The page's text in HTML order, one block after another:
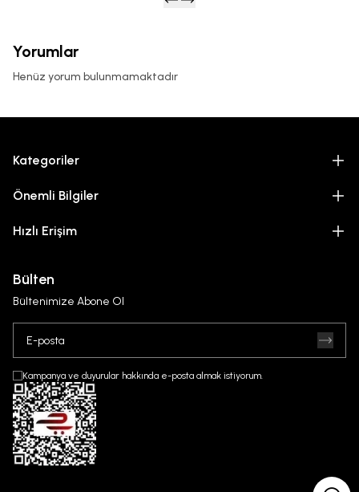
Yorumlar
Henüz yorum bulunmamaktadır
Kategoriler
Önemli Bilgiler
Hızlı Erişim
Bülten
Bültenimize Abone Ol
Kampanya ve duyurular hakkında e-posta almak istiyorum.